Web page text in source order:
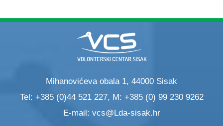
Mihanovićeva obala 1, 44000 Sisak
Tel: +385 (0)44 521 227, M: +385 (0) 99 230 9262
E-mail: vcs@Lda-sisak.hr